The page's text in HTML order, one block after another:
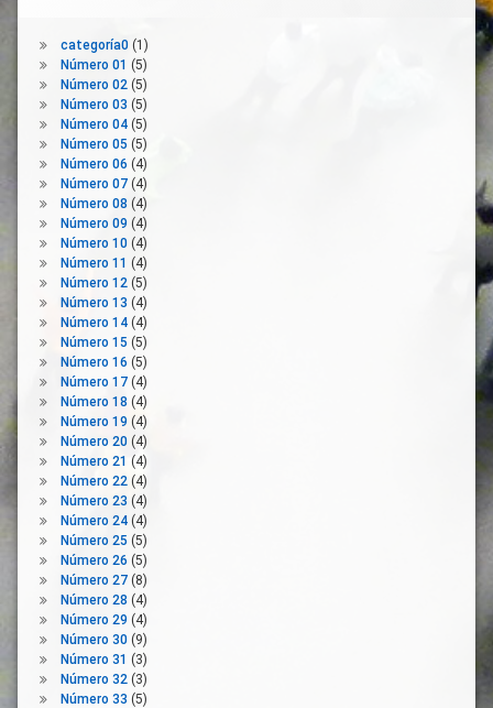
Infección
Lavado
De
Manos
Limpieza
Mascarilla
Medio
Domestico
Morbilidad
Mortalidad
Movilidad
Mutua
Normativa
Pandemia
Personas
Práctica
Médica
Praxis
Profesional
Prevención
Recinto
Recursos
Sanitarios
Repercusión
Económica
Riesgo
categoría0(1)
Número 01 (5)
Número 02(5)
Número 03 (5)
Número 04(5)
Número 05 (5)
Número 06 (4)
Número 07(4)
Número 08 (4)
Número 09 (4)
Número 10(4)
Número 11 (4)
Número 12(5)
Número 13 (4)
Número 14(4)
Número 15 (5)
Número 16 (5)
Número 17(4)
Número 18 (4)
Número 19 (4)
Número 20(4)
Número 21 (4)
Número 22(4)
Número 23(4)
Número 24(4)
Número 25 (5)
Número 26 (5)
Número 27(8)
Número 28 (4)
Número 29 (4)
Número 30(9)
Número 31 (3)
Número 32(3)
Número 33 (5)